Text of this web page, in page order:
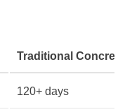
Traditional Concrete
120+ days